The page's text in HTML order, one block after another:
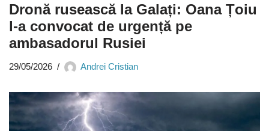
Dronă rusească la Galați: Oana Țoiu
l-a convocat de urgență pe
ambasadorul Rusiei
29/05/2026 Andrei Cristian